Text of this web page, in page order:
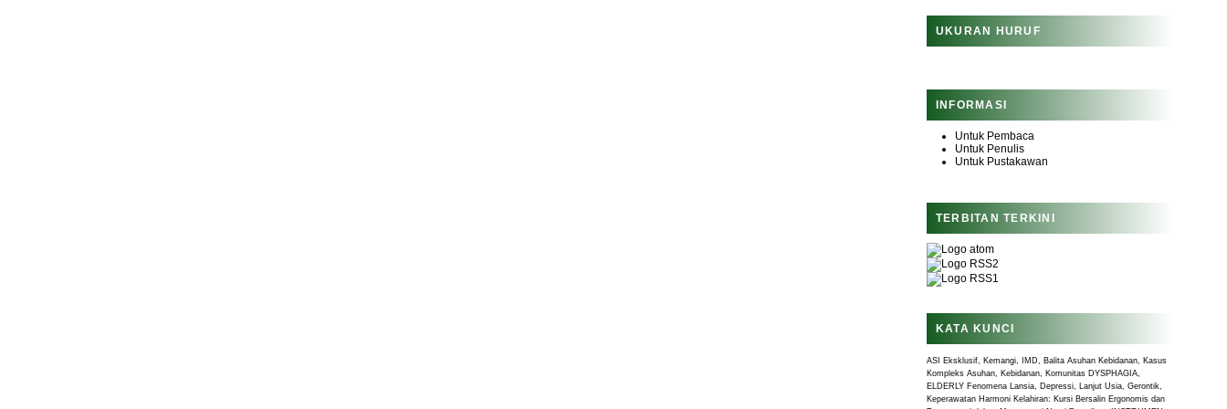
UKURAN HURUF
INFORMASI
Untuk Pembaca
Untuk Penulis
Untuk Pustakawan
TERBITAN TERKINI
KATA KUNCI
ASI Eksklusif, Kemangi, IMD, Balita Asuhan Kebidanan, Kasus
Kompleks Asuhan, Kebidanan, Komunitas DYSPHAGIA,
ELDERLY Fenomena Lansia, Depressi, Lanjut Usia, Gerontik,
Keperawatan Harmoni Kelahiran: Kursi Bersalin Ergonomis dan